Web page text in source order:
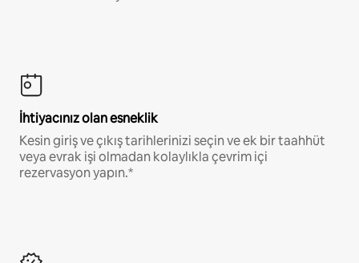
İhtiyacınız olan esneklik
Kesin giriş ve çıkış tarihlerinizi seçin ve ek bir taahhüt
veya evrak işi olmadan kolaylıkla çevrim içi
rezervasyon yapın.*